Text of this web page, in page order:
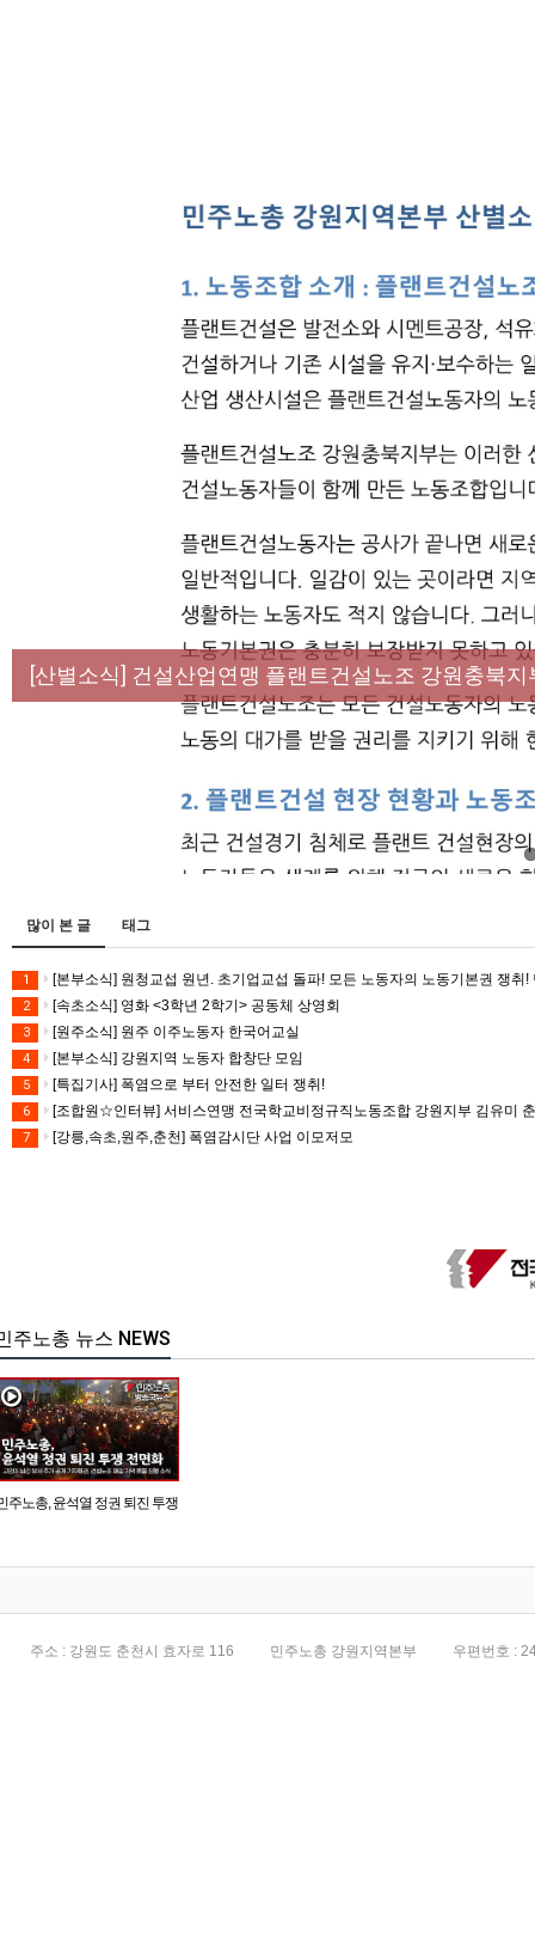
[성명] 막을 수 있었던 죽음, HL만도가 책임져라 : 청
[산별소식] 건설산업연맹 플랜트건설노조 강원충북지
[강릉,속초,원주,춘천] 폭염감시단 사업 이모저모
[조합원☆인터뷰] 서비스연맹 전국학교비정규직노동
[본부소식] 강원지역 노동자 합창단 모임
많이 본 글 태그
1 [본부소식] 원청교섭 원년. 초기업교섭 돌파! 모든 노동자의 노동기본권 쟁취
2 [속초소식] 영화 <3학년 2학기> 공동체 상영회
3 [원주소식] 원주 이주노동자 한국어교실
4 [본부소식] 강원지역 노동자 합창단 모임
5 [특집기사] 폭염으로 부터 안전한 일터 쟁취!
6 [조합원☆인터뷰] 서비스연맹 전국학교비정규직노동조합 강원지부 김유미
7 [강릉,속초,원주,춘천] 폭염감시단 사업 이모저모
주노총 뉴스 NEWS
주노총, 윤석열 정권 퇴진 투쟁
주소 : 강원도 춘천시 효자로 116 민주노총 강원지역본부 우편번호 :